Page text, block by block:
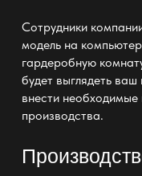
Сотрудники
модель на
гардеробную
будет выглядеть ваш
внести
производства.